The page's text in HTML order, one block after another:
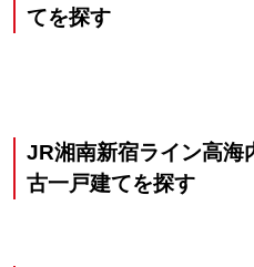
てを探す
JR湘南新宿ライン高海
古一戸建てを探す